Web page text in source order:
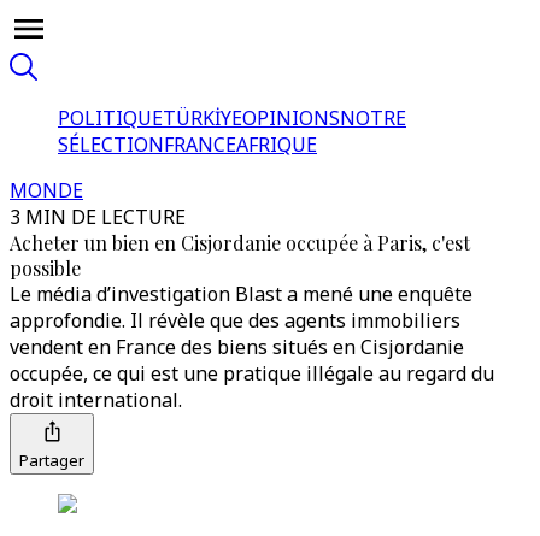
POLITIQUETÜRKİYEOPINIONSNOTRE
SÉLECTIONFRANCEAFRIQUE
MONDE
3 MIN DE LECTURE
Acheter un bien en Cisjordanie occupée à Paris, c'est
possible
Le média d’investigation Blast a mené une enquête
approfondie. Il révèle que des agents immobiliers
vendent en France des biens situés en Cisjordanie
occupée, ce qui est une pratique illégale au regard du
droit international.
Partager